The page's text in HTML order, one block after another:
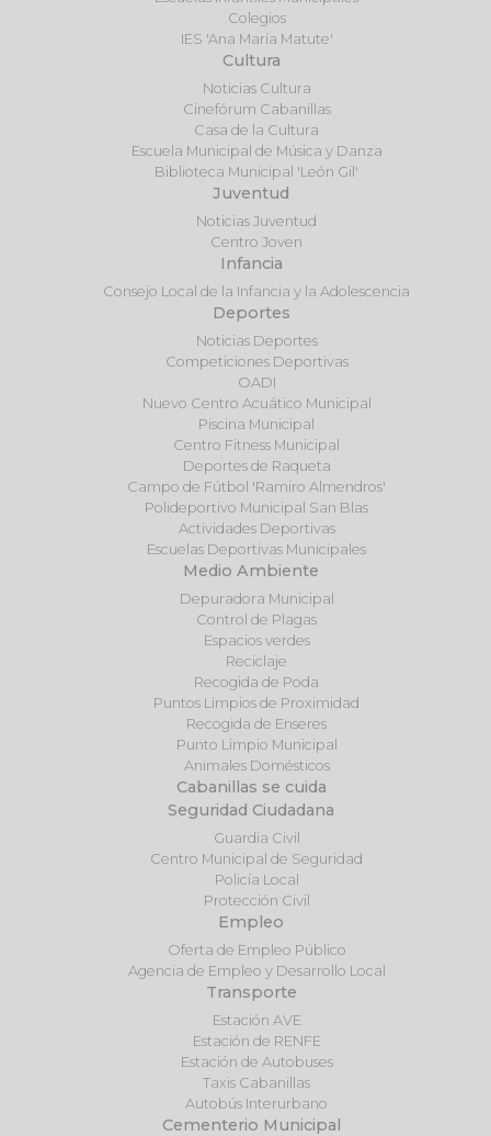
Colegios
IES 'Ana María Matute'
Cultura
Noticias Cultura
Cinefórum Cabanillas
Casa de la Cultura
Escuela Municipal de Música y Danza
Biblioteca Municipal 'León Gil'
Juventud
Noticias Juventud
Centro Joven
Infancia
Consejo Local de la Infancia y la Adolescencia
Deportes
Noticias Deportes
Competiciones Deportivas
OADI
Nuevo Centro Acuático Municipal
Piscina Municipal
Centro Fitness Municipal
Deportes de Raqueta
Campo de Fútbol 'Ramiro Almendros'
Polideportivo Municipal San Blas
Actividades Deportivas
Escuelas Deportivas Municipales
Medio Ambiente
Depuradora Municipal
Control de Plagas
Espacios verdes
Reciclaje
Recogida de Poda
Puntos Limpios de Proximidad
Recogida de Enseres
Punto Limpio Municipal
Animales Domésticos
Cabanillas se cuida
Seguridad Ciudadana
Guardia Civil
Centro Municipal de Seguridad
Policía Local
Protección Civil
Empleo
Oferta de Empleo Público
Agencia de Empleo y Desarrollo Local
Transporte
Estación AVE
Estación de RENFE
Estación de Autobuses
Taxis Cabanillas
Autobús Interurbano
Cementerio Municipal